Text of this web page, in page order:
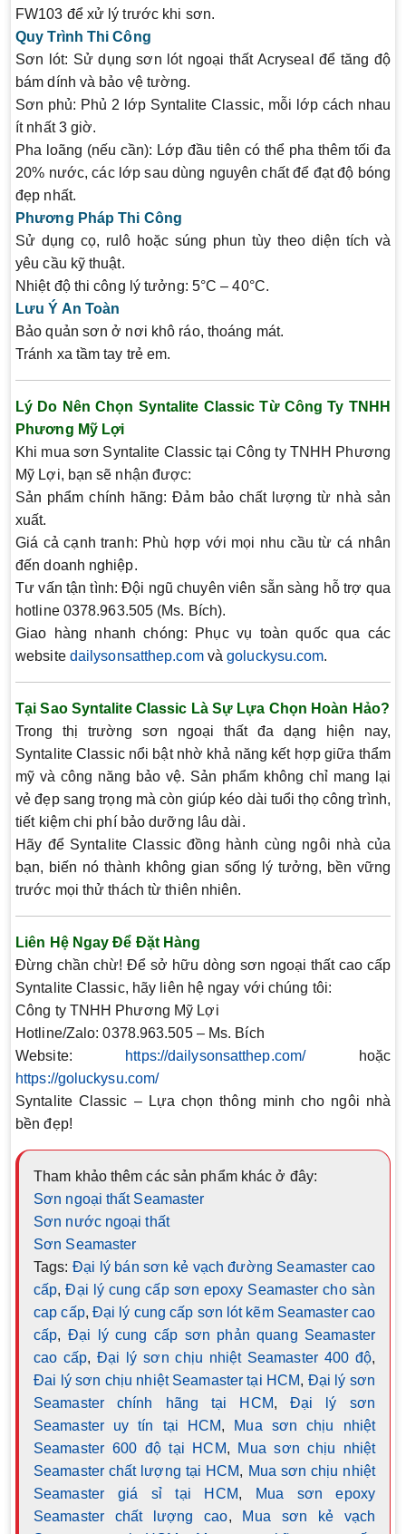
FW103 để xử lý trước khi sơn.
Quy Trình Thi Công
Sơn lót: Sử dụng sơn lót ngoại thất Acryseal để tăng độ
bám dính và bảo vệ tường.
Sơn phủ: Phủ 2 lớp Syntalite Classic, mỗi lớp cách nhau
ít nhất 3 giờ.
Pha loãng (nếu cần): Lớp đầu tiên có thể pha thêm tối đa
20% nước, các lớp sau dùng nguyên chất để đạt độ bóng
đẹp nhất.
Phương Pháp Thi Công
Sử dụng cọ, rulô hoặc súng phun tùy theo diện tích và
yêu cầu kỹ thuật.
Nhiệt độ thi công lý tưởng: 5°C – 40°C.
Lưu Ý An Toàn
Bảo quản sơn ở nơi khô ráo, thoáng mát.
Tránh xa tầm tay trẻ em.
Lý Do Nên Chọn Syntalite Classic Từ Công Ty TNHH
Phương Mỹ Lợi
Khi mua sơn Syntalite Classic tại Công ty TNHH Phương
Mỹ Lợi, bạn sẽ nhận được:
Sản phẩm chính hãng: Đảm bảo chất lượng từ nhà sản
xuất.
Giá cả cạnh tranh: Phù hợp với mọi nhu cầu từ cá nhân
đến doanh nghiệp.
Tư vấn tận tình: Đội ngũ chuyên viên sẵn sàng hỗ trợ qua
hotline 0378.963.505 (Ms. Bích).
Giao hàng nhanh chóng: Phục vụ toàn quốc qua các
website dailysonsatthep.comvàgoluckysu.com.
Tại Sao Syntalite Classic Là Sự Lựa Chọn Hoàn Hảo?
Trong thị trường sơn ngoại thất đa dạng hiện nay,
Syntalite Classic nổi bật nhờ khả năng kết hợp giữa thẩm
mỹ và công năng bảo vệ. Sản phẩm không chỉ mang lại
vẻ đẹp sang trọng mà còn giúp kéo dài tuổi thọ công trình,
tiết kiệm chi phí bảo dưỡng lâu dài.
Hãy để Syntalite Classic đồng hành cùng ngôi nhà của
bạn, biến nó thành không gian sống lý tưởng, bền vững
trước mọi thử thách từ thiên nhiên.
Liên Hệ Ngay Để Đặt Hàng
Đừng chần chừ! Để sở hữu dòng sơn ngoại thất cao cấp
Syntalite Classic, hãy liên hệ ngay với chúng tôi:
Công ty TNHH Phương Mỹ Lợi
Hotline/Zalo: 0378.963.505 – Ms. Bích
Website:
https://dailysonsatthep.com/hoặc
https://goluckysu.com/
Syntalite Classic – Lựa chọn thông minh cho ngôi nhà
bền đẹp!
Tham khảo thêm các sản phẩm khác ở đây:
Sơn ngoại thất Seamaster
Sơn nước ngoại thất
Sơn Seamaster
Tags: Đại lý bán sơn kẻ vạch đường Seamaster cao
cấp,Đại lý cung cấp sơn epoxy Seamaster cho sàn
cap cấp, Đại lý cung cấp sơn lót kẽm Seamaster cao
cấp, Đại lý cung cấp sơn phản quang Seamaster
cao cấp,Đại lý sơn chịu nhiệt Seamaster 400 độ,
Đai lý sơn chịu nhiệt Seamaster tại HCM, Đại lý sơn
Seamaster chính hãng tại HCM, Đại lý sơn
Seamaster uy tín tại HCM, Mua sơn chịu nhiệt
Seamaster 600 độ tại HCM, Mua sơn chịu nhiệt
Seamaster chất lượng tại HCM, Mua sơn chịu nhiệt
Seamaster giá sỉ tại HCM,
Mua sơn epoxy
Seamaster chất lượng cao, Mua sơn kẻ vạch